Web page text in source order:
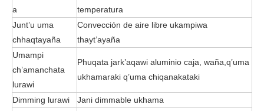
a
temperatura
Junt’u uma
chhaqtayaña
Convección de aire libre ukampiwa
thayt’ayaña
Umampi
ch’amanchata
lurawi
Phuqata jark’aqawi aluminio caja, waña,q’uma
ukhamaraki q’uma chiqanakataki
Dimming lurawi
Jani dimmable ukhama